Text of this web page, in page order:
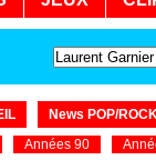
News POP/
Années 90